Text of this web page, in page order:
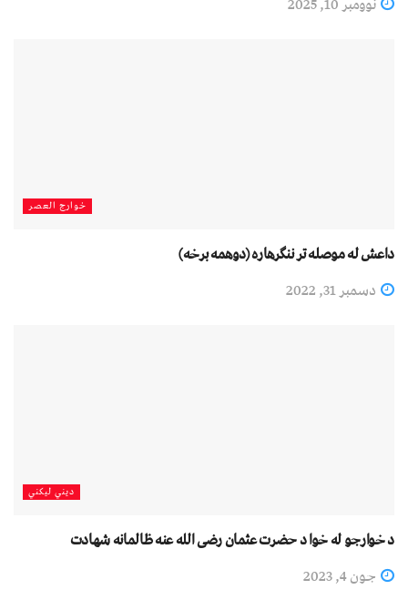
خوارج العصر
داعش له موصله تر ننګرهاره (دوهمه برخه)
دسمبر 31, 2022
دیني لیکني
د خوارجو له خوا د حضرت عثمان رضی الله عنه ظالمانه شهادت
جون 4, 2023